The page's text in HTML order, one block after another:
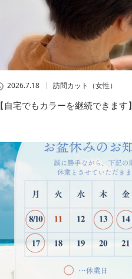
2026.7.18 訪問カット（女性）
【自宅でもカラーを継続できます】